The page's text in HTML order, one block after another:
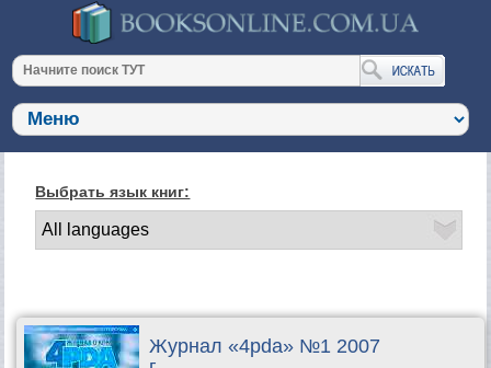
Выбрать язык книг:
Журнал «4pda» №1 2007